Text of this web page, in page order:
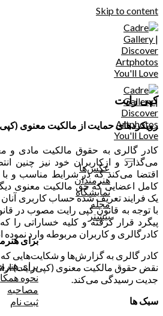
Skip to content
عکس‌ها
هنرمندان
نمایشگاه
مجله
بیشتر
برای
برای
نحوه
مصاحبه
ثبت نام
کپی رایت
رویکردهای حمایت از مالکیت معنوی
کادر گالری به حقوق مالکیت مادی و
می‌گذارد و ازکاربران خود نیز چنین
اقتضا می‌کند که در شرایط مناسب و با
کامل اعضایی که حق مالکیت معنوی
یک فرایند تعریف شده حساب کاربری آنان
با توجه به قانون کپی رایت مصوب در
پیگرد قرار گرفته و کلیه خساراتی را
کادرگالری و کاربران مربوطه وارد نموده
کادر گالری به گزارش‌ها و شکایت‌هایی که
نقض حقوق مالکیت معنوی (کپی‌رایت)
جدیت رسیدگی می‌کند.
سبک ها